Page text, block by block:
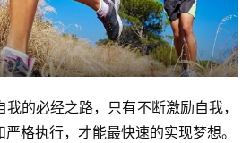
的必经之路，只有不断激励自我，
格执行，才能最快速的实现梦想。